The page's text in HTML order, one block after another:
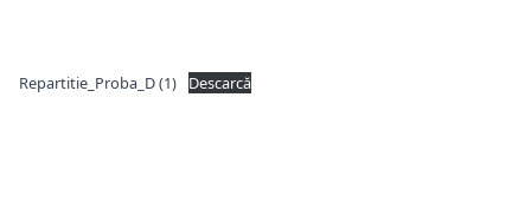
Repartitie_Proba_D (1) Descarcă